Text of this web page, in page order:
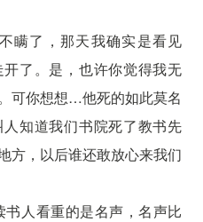
瞒了，那天我确实是看见
了。是，也许你觉得我无
可你想想…他死的如此莫名
知道我们书院死了教书先
方，以后谁还敢放心来我们
书人看重的是名声，名声比